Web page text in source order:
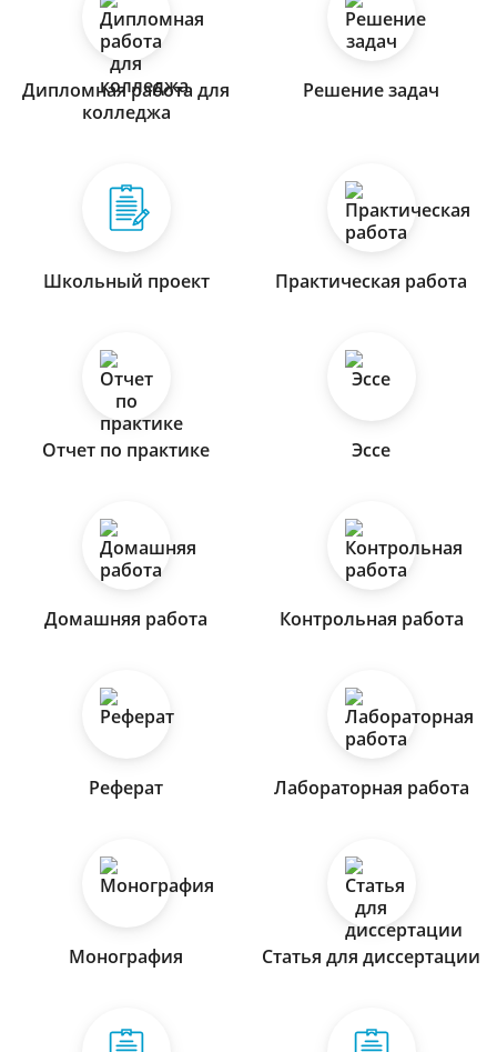
Дипломная работа для
колледжа
Решение задач
Школьный проект Практическая работа
Отчет по практике Эссе
Домашняя работа Контрольная работа
Реферат Лабораторная работа
Монография Статья для диссертации